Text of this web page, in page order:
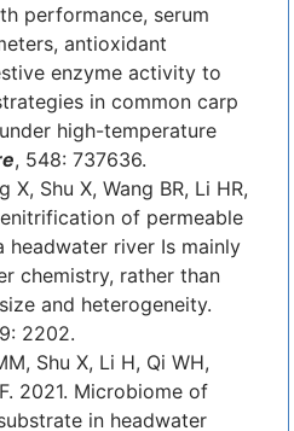
performance, serum
antioxidant
enzyme activity to
in common carp
high-temperature
, 548: 737636.
X, Shu X, Wang BR, Li HR,
of permeable
headwater river Is mainly
chemistry, rather than
and heterogeneity.
2202.
Shu X, Li H, Qi WH,
2021. Microbiome of
in headwater